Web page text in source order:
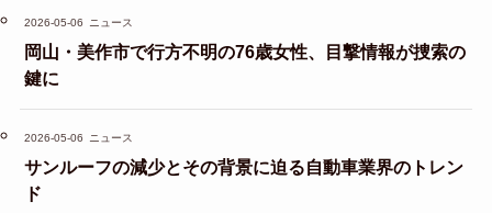
2026-05-06 ニュース
岡山・美作市で行方不明の76歳女性、目撃情報が捜索の
鍵に
2026-05-06 ニュース
サンルーフの減少とその背景に迫る自動車業界のトレン
ド